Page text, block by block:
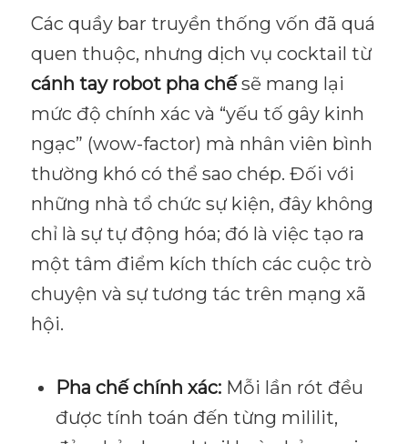
Các quầy bar truyền thống vốn đã quá
quen thuộc, nhưng dịch vụ cocktail từ
cánh tay robot pha chếsẽ mang lại
mức độ chính xác và “yếu tố gây kinh
ngạc” (wow-factor) mà nhân viên bình
thường khó có thể sao chép. Đối với
những nhà tổ chức sự kiện, đây không
chỉ là sự tự động hóa; đó là việc tạo ra
một tâm điểm kích thích các cuộc trò
chuyện và sự tương tác trên mạng xã
hội.
Pha chế chính xác:Mỗi lần rót đều
được tính toán đến từng mililit,